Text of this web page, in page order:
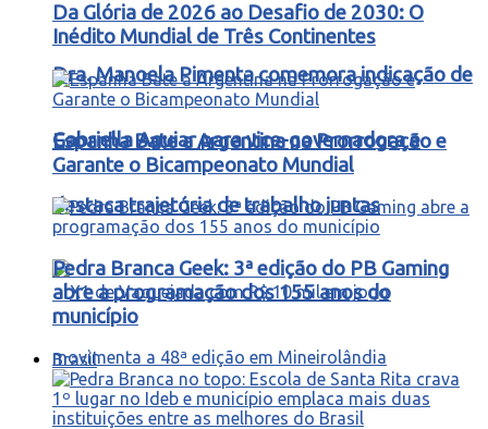
Dra. Manoela Pimenta comemora indicação de
Gabriella Aguiar para vice-governadora e
destaca trajetória de trabalho juntas
Da Glória de 2026 ao Desafio de 2030: O
Inédito Mundial de Três Continentes
Espanha Bate a Argentina na Prorrogação e
Garante o Bicampeonato Mundial
Pedra Branca Geek: 3ª edição do PB Gaming
abre a programação dos 155 anos do
município
Brasil